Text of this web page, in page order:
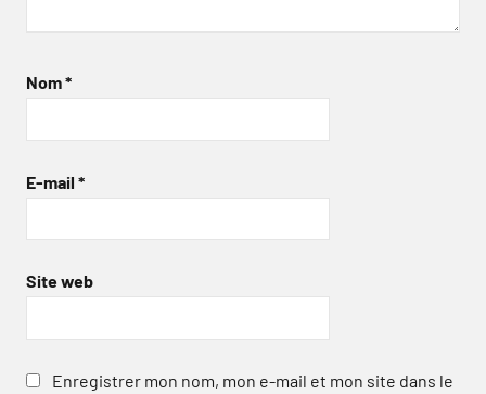
Nom*
E-mail *
Site web
Enregistrer mon nom, mon e-mail et mon site dans le